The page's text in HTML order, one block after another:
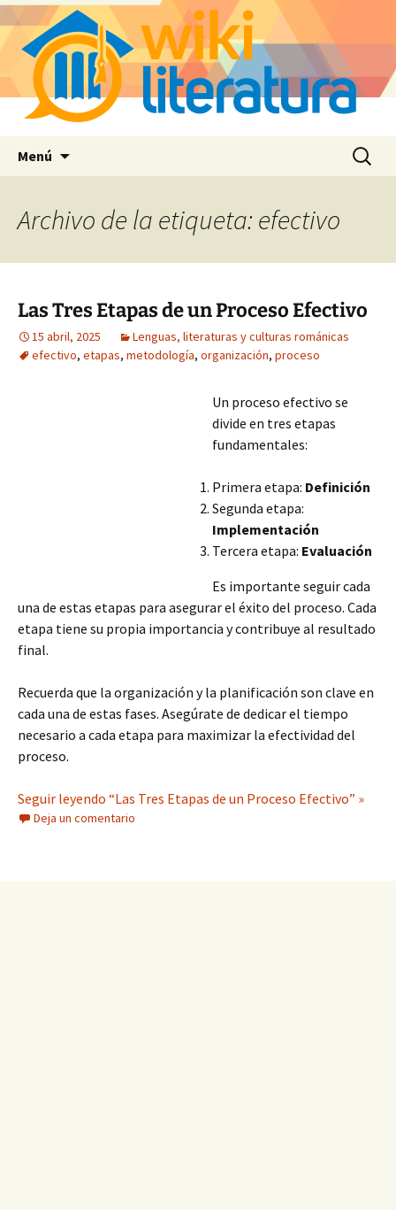
Menú Buscar:
Archivo de la etiqueta: efectivo
Las Tres Etapas de un Proceso Efectivo
15 abril, 2025
Lenguas, literaturas y culturas románicas
efectivo, etapas, metodología, organización, proceso
Un proceso efectivo se
divide en tres etapas
fundamentales:
Primera etapa: Definición
Segunda etapa:
Implementación
Tercera etapa: Evaluación
Es importante seguir cada
una de estas etapas para asegurar el éxito del proceso. Cada
etapa tiene su propia importancia y contribuye al resultado
final.
Recuerda que la organización y la planificación son clave en
cada una de estas fases. Asegúrate de dedicar el tiempo
necesario a cada etapa para maximizar la efectividad del
proceso.
Seguir leyendo “Las Tres Etapas de un Proceso Efectivo” »
Deja un comentario